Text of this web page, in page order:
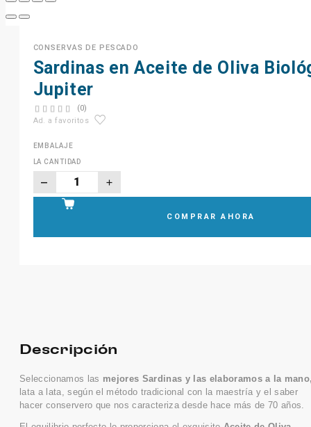
CONSERVAS DE PESCADO
Sardinas en Aceite de Oliva
Jupiter
(0)
Ad. a favoritos
EMBALAJE
LA CANTIDAD
COMPRAR AHORA
Descripción
Seleccionamos las mejores Sardinas y las elaboramos a la
lata a lata, según el método tradicional con la maestría y el saber
hacer conservero que nos caracteriza desde hace más de 70 años.